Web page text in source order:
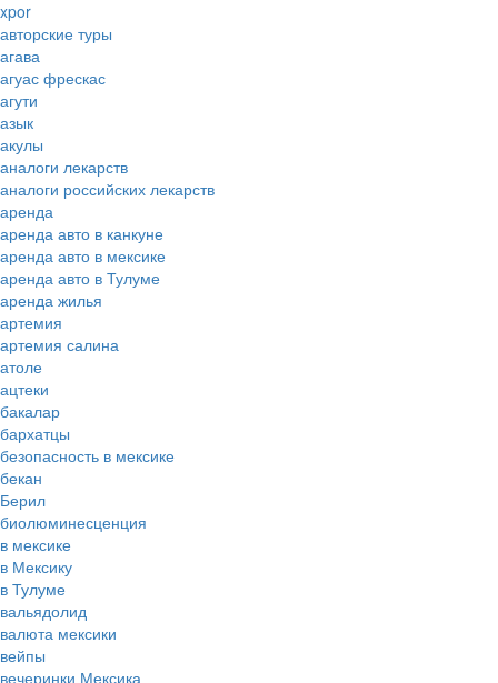
xpor
авторские туры
агава
агуас фрескас
агути
азык
акулы
аналоги лекарств
аналоги российских лекарств
аренда
аренда авто в канкуне
аренда авто в мексике
аренда авто в Тулуме
аренда жилья
артемия
артемия салина
атоле
ацтеки
бакалар
бархатцы
безопасность в мексике
бекан
Берил
биолюминесценция
в мексике
в Мексику
в Тулуме
вальядолид
валюта мексики
вейпы
вечеринки Мексика